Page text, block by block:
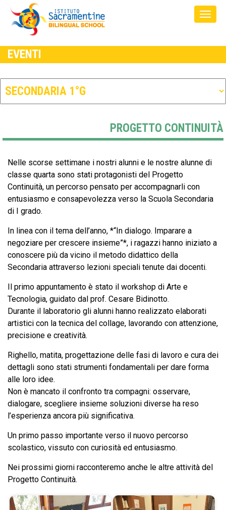
EVENTI
PROGETTO CONTINUITÀ
Nelle scorse settimane i nostri alunni e le nostre alunne di
classe quarta sono stati protagonisti del Progetto
Continuità, un percorso pensato per accompagnarli con
entusiasmo e consapevolezza verso la Scuola Secondaria
di I grado.
In linea con il tema dell’anno, *“In dialogo. Imparare a
negoziare per crescere insieme”*, i ragazzi hanno iniziato a
conoscere più da vicino il metodo didattico della
Secondaria attraverso lezioni speciali tenute dai docenti.
Il primo appuntamento è stato il workshop di Arte e
Tecnologia, guidato dal prof. Cesare Bidinotto.
Durante il laboratorio gli alunni hanno realizzato elaborati
artistici con la tecnica del collage, lavorando con attenzione,
precisione e creatività.
Righello, matita, progettazione delle fasi di lavoro e cura dei
dettagli sono stati strumenti fondamentali per dare forma
alle loro idee.
Non è mancato il confronto tra compagni: osservare,
dialogare, scegliere insieme soluzioni diverse ha reso
l’esperienza ancora più significativa.
Un primo passo importante verso il nuovo percorso
scolastico, vissuto con curiosità ed entusiasmo.
Nei prossimi giorni racconteremo anche le altre attività del
Progetto Continuità.